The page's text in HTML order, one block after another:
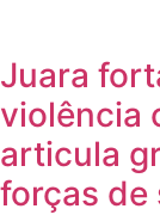
Juara
violência
articula
forças de